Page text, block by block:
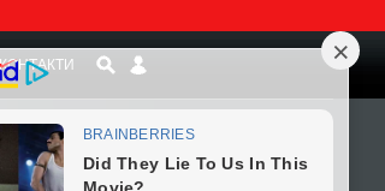
КОНТАКТИ